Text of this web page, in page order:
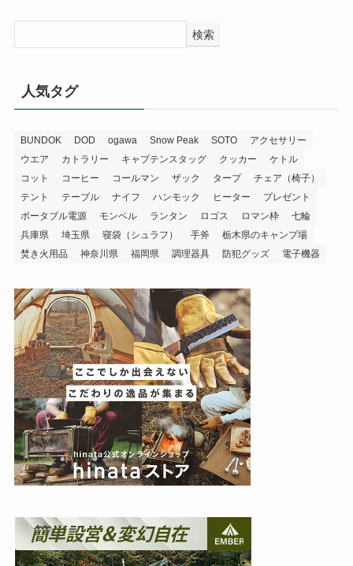
検索
人気タグ
BUNDOK DOD ogawa Snow Peak SOTO
アクセサリー
ウエア
カトラリー キャプテンスタッグ クッカー
ケトル
コット
コーヒー コールマン ザック タープ
チェア（椅子）
テント
テーブル ナイフ ハンモック ヒーター
プレゼント
ポータブル電源
モンベル ランタン ロゴス ロマン枠
七輪
兵庫県
埼玉県 寝袋（シュラフ） 手斧
栃木県のキャンプ場
焚き火用品
神奈川県 福岡県 調理器具 防犯グッズ 電子機器